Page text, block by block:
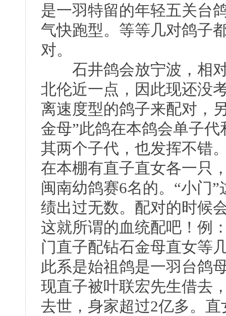
是一羽特留的年轻五关台
气快跑型。等等几对鸽子
对。
石井鸽会放宁波，相对
北伦近一点，因此现还没
离速度型的鸽子来配对，
金母”此鸽在本鸽会单子
其两个子代，也发挥不错
在本棚有直子直女各一只
闽南幼鸽赛6名的。“小门
绩出过无数。配对的时候
这就所谓的血统配吧！例
门直子配钻石金母直女等
此系是始祖鸽是一羽台鸽
现直子被叶联宏先生借去
去世，身家超过2亿多。